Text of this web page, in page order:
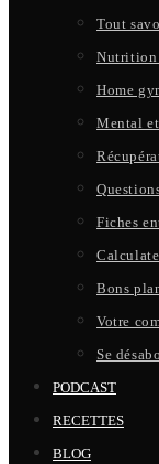
Tout
Nutrition
Home
Mental
Fiches
Bons
Votre
Se
PODCAST
RECETTES
BLOG